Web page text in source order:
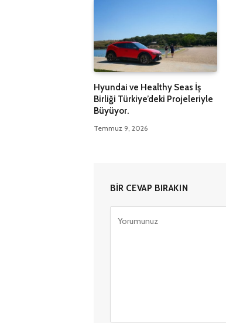
Hyundai ve Healthy Seas İş
Birliği Türkiye’deki Projeleriyle
Büyüyor.
Temmuz 9, 2026
BIR CEVAP BIRAKIN